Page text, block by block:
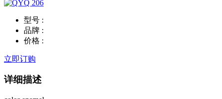
型号 :
品牌 :
价格 :
立即订购
详细描述